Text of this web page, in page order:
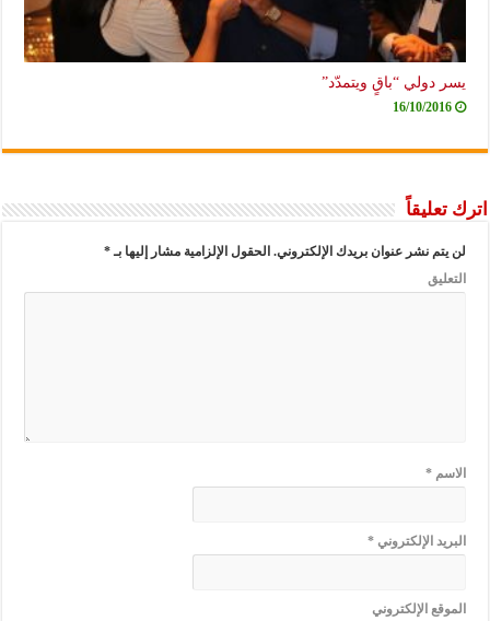
يسر دولي “باقٍ ويتمدّد”
16/10/2016
اترك تعليقاً
لن يتم نشر عنوان بريدك الإلكتروني. الحقول الإلزامية مشار إليها بـ*
التعليق
الاسم*
البريد الإلكتروني*
الموقع الإلكتروني